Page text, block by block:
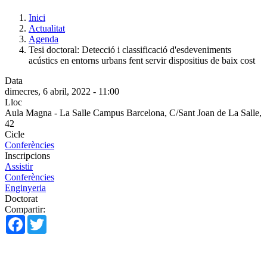
Inici
Actualitat
Agenda
Tesi doctoral: Detecció i classificació d'esdeveniments
acústics en entorns urbans fent servir dispositius de baix cost
Data
dimecres, 6 abril, 2022 - 11:00
Lloc
Aula Magna - La Salle Campus Barcelona, C/Sant Joan de La Salle,
42
Cicle
Conferències
Inscripcions
Assistir
Conferències
Enginyeria
Doctorat
Compartir:
Facebook